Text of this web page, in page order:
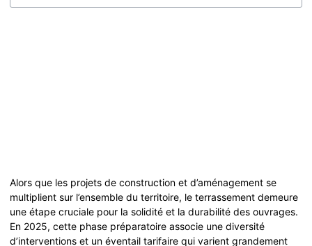
Alors que les projets de construction et d’aménagement se
multiplient sur l’ensemble du territoire, le terrassement demeure
une étape cruciale pour la solidité et la durabilité des ouvrages.
En 2025, cette phase préparatoire associe une diversité
d’interventions et un éventail tarifaire qui varient grandement